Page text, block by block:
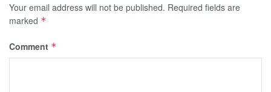
Your email address will not be published. Required fields are
marked *
Comment *